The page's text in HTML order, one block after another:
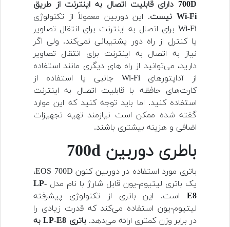
700D دارای قابلیت اتصال به اینترنت از طریق
Wi-Fi نیست
. این دوربین معمولاً از تکنولوژی
Wi-Fi برای اتصال به اینترنت برای انتقال تصاویر
یا کنترل از راه دور پشتیبانی نمی‌کند. ولی اگر
نیاز به اتصال به اینترنت برای انتقال تصاویر
دارید، می‌توانید از راه های دیگری مانند استفاده
از آداپتور‌های Wi-Fi جانبی یا استفاده از
کارت‌های حافظه با قابلیت اتصال به اینترنت
استفاده کنید. اما باید توجه کنید که این موارد
گفته شده ممکن است نیازمند تهیه تجهیزات
اضافی و هزینه بیشتری باشند.
باطری دوربین 700d
باتری مورد استفاده در دوربین کنون EOS 700D،
یک باتری لیتیوم-یون قابل شارژ با نام مدل LP-
E8 است. این باتری از تکنولوژی پیشرفته
لیتیوم-یون استفاده می‌کند که قدرت زیادی را
در برابر وزن کمتری ارائه می‌دهد.
باتری LP-E8 به